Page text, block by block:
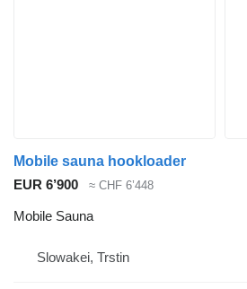
Mobile sauna hookloader
EUR 6’900
≈ CHF 6’448
Mobile Sauna
Slowakei, Trstin